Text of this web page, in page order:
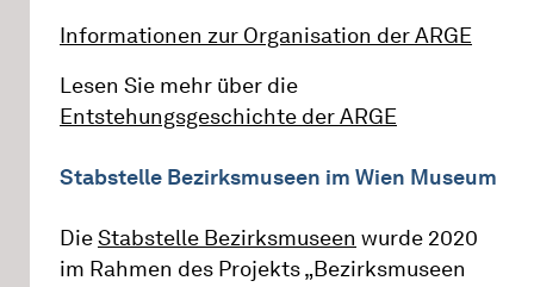
Informationen zur Organisation der ARGE
Lesen Sie mehr über die
Entstehungsgeschichte der ARGE
Stabstelle Bezirksmuseen im Wien Museum
DieStabstelle Bezirksmuseen wurde 2020
im Rahmen des Projekts „Bezirksmuseen